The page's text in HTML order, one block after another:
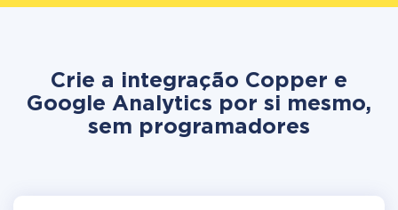
Crie a integração Copper e
Google Analytics por si mesmo,
sem programadores